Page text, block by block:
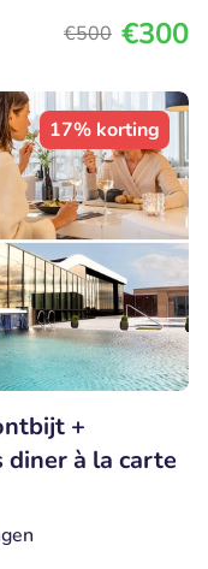
€500 €300
17% korting
+
à la carte